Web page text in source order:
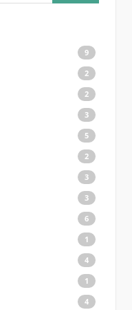
9
2
2
3
5
2
3
3
6
1
4
1
4